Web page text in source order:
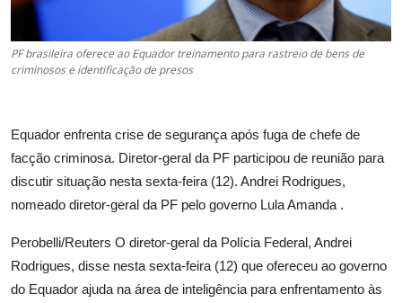
PF brasileira oferece ao Equador treinamento para rastreio de bens de
criminosos e identificação de presos
Equador enfrenta crise de segurança após fuga de chefe de
facção criminosa. Diretor-geral da PF participou de reunião para
discutir situação nesta sexta-feira (12). Andrei Rodrigues,
nomeado diretor-geral da PF pelo governo Lula Amanda .
Perobelli/Reuters O diretor-geral da Polícia Federal, Andrei
Rodrigues, disse nesta sexta-feira (12) que ofereceu ao governo
do Equador ajuda na área de inteligência para enfrentamento às